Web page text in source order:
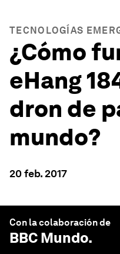
TECNOLOGÍAS
¿Cómo
eHang
dron de
mundo?
20 feb. 2017
Con la colaboración de
BBC Mundo.